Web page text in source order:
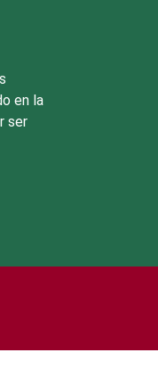
en la
ser